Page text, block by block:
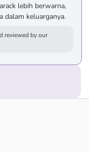
lebih berwarna,
dalam keluarganya.
reviewed by our